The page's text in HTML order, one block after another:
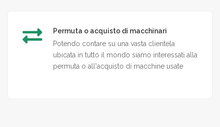
Permuta o acquisto di macchinari
Potendo contare su una vasta clientela
ubicata in tutto il mondo siamo interessati alla
permuta o all'acquisto di macchine usate